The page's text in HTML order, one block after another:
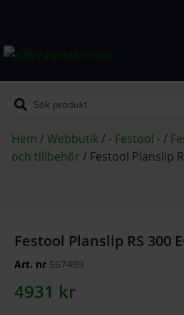
Hem /Webbutik/ - Festool -/
och tillbehör / Festool Planslip
Festool Planslip RS 300
Art. nr 567489
4931 kr